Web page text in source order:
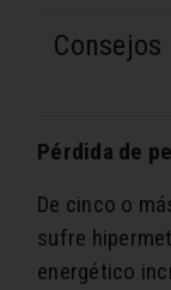
Pérdida de
De cinco o
sufre
energético